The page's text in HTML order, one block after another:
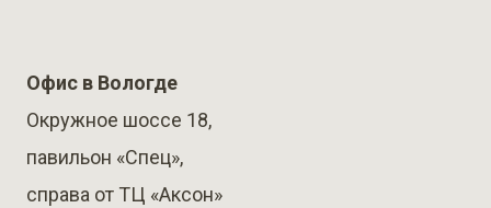
Офис в Вологде
Окружное шоссе 18,
павильон «Спец»,
справа от ТЦ «Аксон»